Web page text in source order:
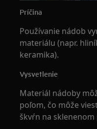
Príčina
Používanie nádob
materiálu (napr.
keramika).
Vysvetlenie
Materiál nádoby
poľom, čo môže
škvŕn na